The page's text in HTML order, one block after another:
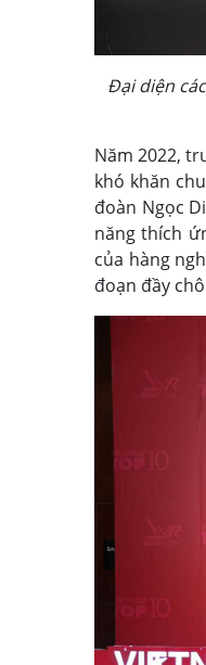
Đại diện
Năm 2022,
khó khăn
đoàn Ngọc
năng thích
của hàng
đoạn đầy